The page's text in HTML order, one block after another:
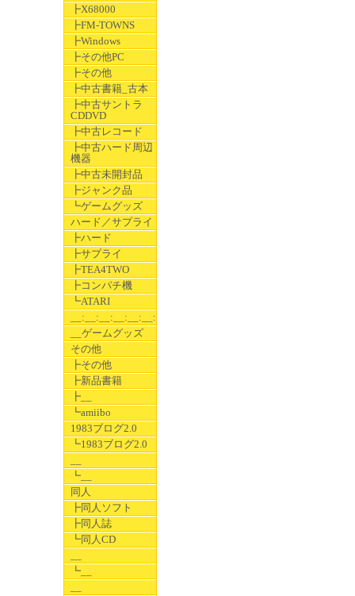
┣X68000
┣FM-TOWNS
┣Windows
┣その他PC
┣その他
┣中古書籍_古本
┣中古サントラ
CDDVD
┣中古レコード
┣中古ハード周辺
機器
┣中古未開封品
┣ジャンク品
┗ゲームグッズ
ハード／サプライ
┣ハード
┣サプライ
┣TEA4TWO
┣コンパチ機
┗ATARI
__:__:__:__:__:__:__
__ゲームグッズ
その他
┣その他
┣新品書籍
┣__
┗amiibo
1983ブログ2.0
┗1983ブログ2.0
┗__
同人
┣同人ソフト
┣同人誌
┗同人CD
┗__